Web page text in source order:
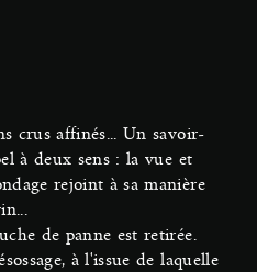
crus affinés... Un savoir-
à deux sens : la vue et
rejoint à sa manière
de panne est retirée.
à l'issue de laquelle